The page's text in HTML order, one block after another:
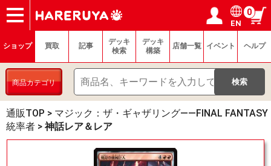
ショップ
買取
記事
デッキ検索
デッキ構築
選手一覧
店舗一覧
イベント
ヘルプ
お問い合わせ ログイン／会員登録
マイページ
EN
0
ショップ 買取 記事
デッキ
検索
デッキ
構築
店舗一覧 イベント ヘルプ
商品カテゴリ
通販TOP > マジック：ザ・ギャザリング——FINAL FANTASY
統率者 > 神話レア＆レア